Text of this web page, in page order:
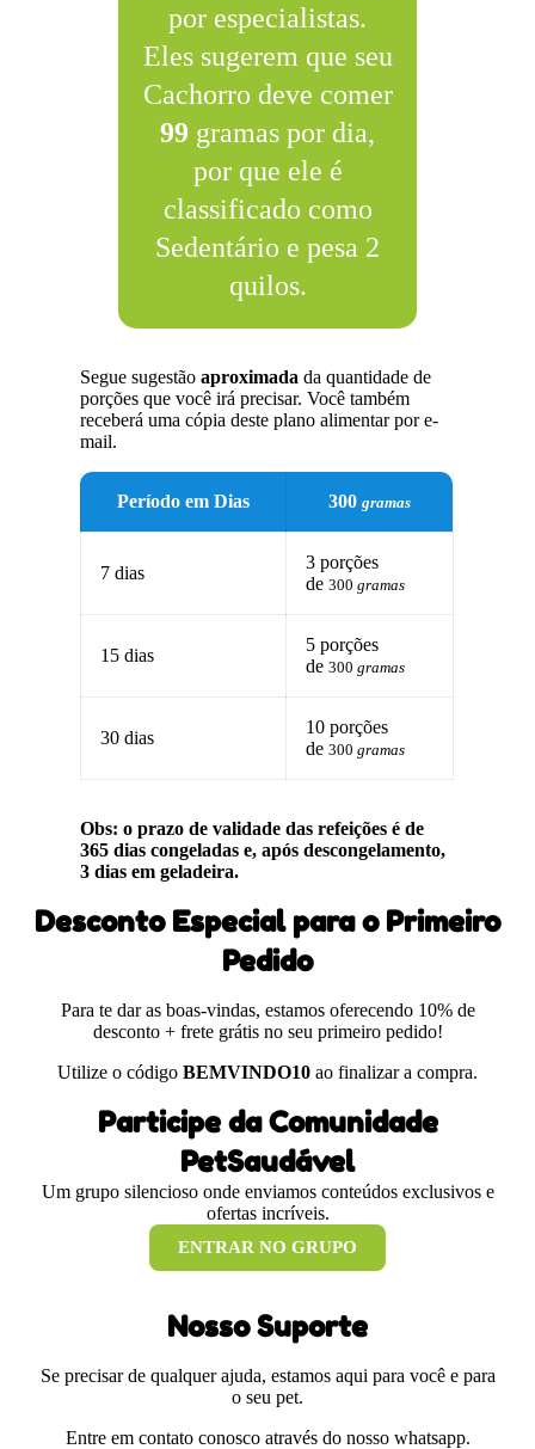
por especialistas.
Eles sugerem que seu
Cachorro deve comer
99 gramas por dia,
por que ele é
classificado como
Sedentário e pesa 2
quilos.
Segue sugestãoaproximada da quantidade de
porções que você irá precisar. Você também
receberá uma cópia deste plano alimentar por e-
mail.
Período em Dias 300gramas
7 dias
3 porções
de300gramas
15 dias
5 porções
de300gramas
30 dias
10 porções
de300gramas
Obs: o prazo de validade das refeições é de
365 dias congeladas e, após descongelamento,
3 dias em geladeira.
Desconto Especial para o Primeiro
Pedido
Para te dar as boas-vindas, estamos oferecendo 10% de
desconto + frete grátis no seu primeiro pedido!
Utilize o código BEMVINDO10 ao finalizar a compra.
Participe da Comunidade
PetSaudável
Um grupo silencioso onde enviamos conteúdos exclusivos e
ofertas incríveis.
ENTRAR NO GRUPO
Nosso Suporte
Se precisar de qualquer ajuda, estamos aqui para você e para
o seu pet.
Entre em contato conosco através do nosso whatsapp.